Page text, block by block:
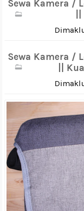
Sewa Kamera /
Sewa Kamera /
||